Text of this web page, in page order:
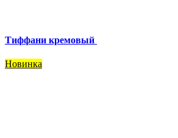
Тиффани кремовый
Новинка